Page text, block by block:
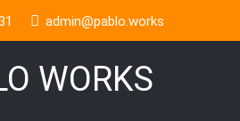
admin@pablo.works
WORKS